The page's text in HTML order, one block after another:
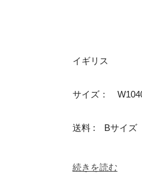
イギリス
サイズ：　
送料 :　Bサイズ
続きを読む